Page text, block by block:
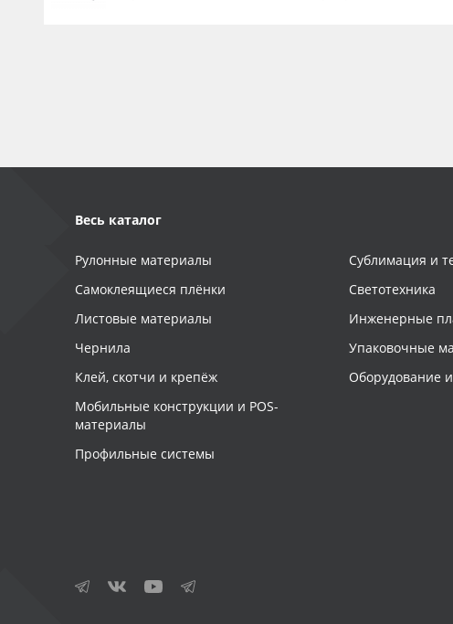
Весь каталог
Рулонные материалы
Самоклеящиеся плёнки
Листовые материалы
Чернила
Клей, скотчи и крепёж
Мобильные конструкции и POS-
материалы
Профильные системы
Сублимация и
Светотехника
Инженерные
Упаковочные
Оборудование